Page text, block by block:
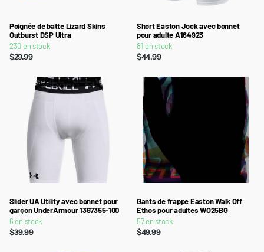
Poignée de batte Lizard Skins
Outburst DSP Ultra
230 en stock
$29.99
Short Easton Jock avec bonnet
pour adulte A164923
81 en stock
$44.99
Slider UA Utility avec bonnet pour
garçon UnderArmour 1367355-100
6 en stock
$39.99
Gants de frappe Easton Walk Off
Ethos pour adultes WO25BG
57 en stock
$49.99